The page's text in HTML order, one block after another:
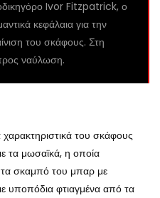
Ivor Fitzpatrick, ο
κεφάλαια για την
του σκάφους. Στη
ναύλωση.
του σκάφους
τα μωσαϊκά, η οποία
τα σκαμπό του μπαρ με
υποπόδια φτιαγμένα από τα